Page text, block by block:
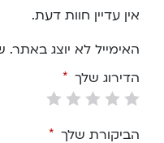
אין עדיין חוות דעת.
האימייל לא יוצג באתר.
הדירוג שלך *
הביקורת שלך *